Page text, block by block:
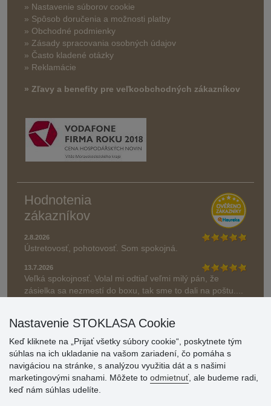
» Nastavenie súborov cookie
» Spôsob doručenia a možnosti platby
» Obchodné podmienky
» Zásady spracovania osobných údajov
» Často kladené otázky
» Reklamácie
» Zľavy a benefity pre veľkoobchodných zákazníkov
Hodnotenia
zákazníkov
2.8.2026
Ústretovosť, pohotovosť. Som spokojná.
13.7.2026
Veľká spokojnosť. Volal mi odtiaľ veľmi milý pán, že
zásielka sa nezmestí do boxu, tak sme to dali na poštu....
» Aktuálne 6948 recenzií
Nastavenie STOKLASA Cookie
Keď kliknete na „Prijať všetky súbory cookie“, poskytnete tým
súhlas na ich ukladanie na vašom zariadení, čo pomáha s
navigáciou na stránke, s analýzou využitia dát a s našimi
marketingovými snahami. Môžete to odmietnuť, ale budeme radi,
keď nám súhlas udelíte.